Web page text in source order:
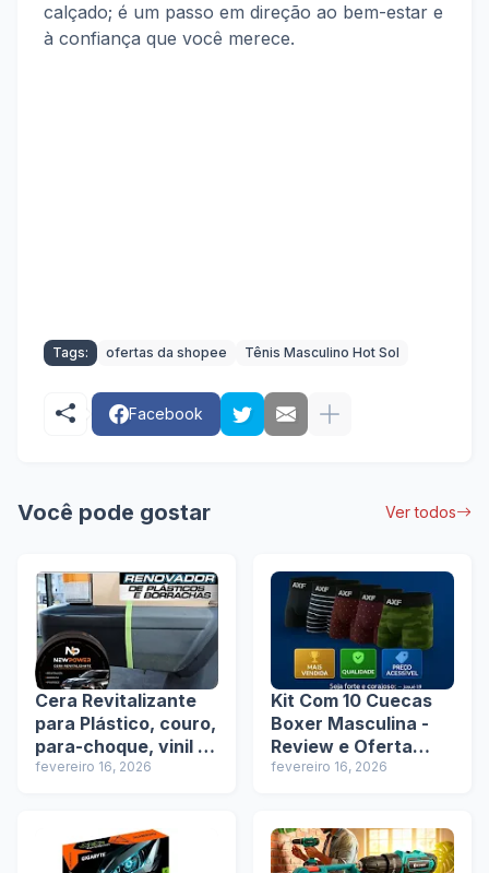
calçado; é um passo em direção ao bem-estar e
à confiança que você merece.
Tags: ofertas da shopee Tênis Masculino Hot Sol
Facebook
Você pode gostar Ver todos
Cera Revitalizante
para Plástico, couro,
para-choque, vinil +
Espuma de
Oferta Exclusiva na
Shopee
fevereiro 16, 2026
Kit Com 10 Cuecas
Boxer Masculina -
Review e Oferta
Exclusiva na Shopee
fevereiro 16, 2026